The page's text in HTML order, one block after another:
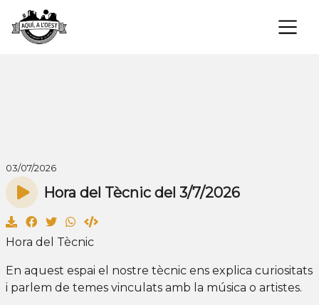
×
03/07/2026
Hora del Tècnic del 3/7/2026
Hora del Tècnic
En aquest espai el nostre tècnic ens explica curiositats
i parlem de temes vinculats amb la música o artistes.